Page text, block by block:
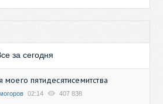
за сегодня
моего пятидесятисемитства
02:14 407 838